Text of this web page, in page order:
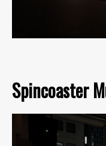
Spincoaster